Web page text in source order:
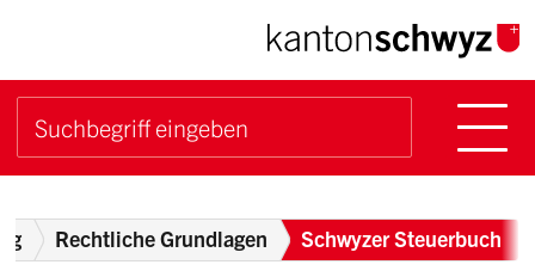
Navigieren im Kanton
Schnellnavigation
Suchbegriff
Breadcrumb
Rechtliche Grundlagen Schwyzer Steuerbuch